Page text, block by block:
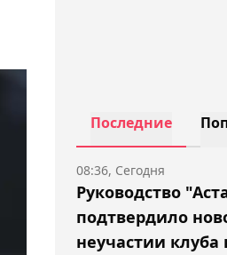
Последние
Руководство
подтвердило
неучастии клуба
08:36, Сегодня